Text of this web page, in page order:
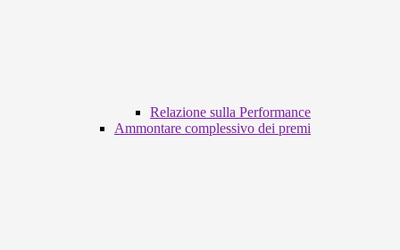
Relazione sulla Performance
Ammontare complessivo dei premi